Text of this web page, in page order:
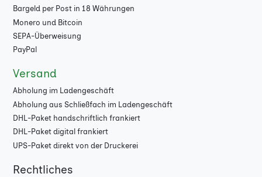
Bargeld per Post in 18 Währungen
Monero und Bitcoin
SEPA-Überweisung
PayPal
Versand
Abholung im Ladengeschäft
Abholung aus Schließfach im Ladengeschäft
DHL-Paket handschriftlich frankiert
DHL-Paket digital frankiert
UPS-Paket direkt von der Druckerei
Rechtliches